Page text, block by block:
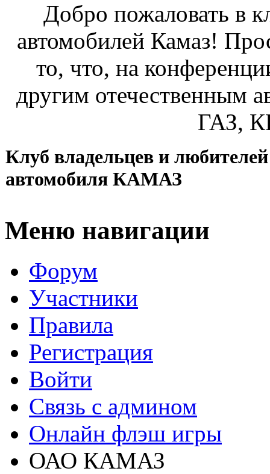
Добро пожаловать в
автомобилей Камаз!
то, что, на
другим отечественным
ГАЗ,
Клуб владельцев и любителей
автомобиля КАМАЗ
Меню навигации
Форум
Участники
Правила
Регистрация
Войти
Связь с админом
Онлайн флэш игры
ОАО КАМАЗ